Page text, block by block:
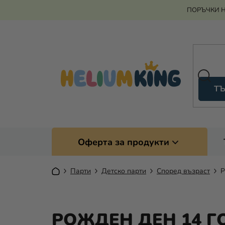
ПОРЪЧКИ
Оферта за продукти
НачалоПарти Детско парти Според възраст
РОЖДЕН ДЕН 14